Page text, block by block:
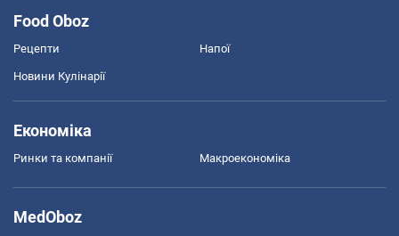
Food Oboz
Рецепти Напої
Новини Кулінарії
Економіка
Ринки та компанії Макроекономіка
MedOboz